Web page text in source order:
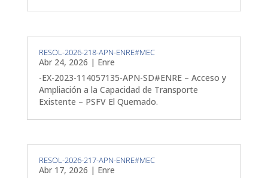
RESOL-2026-218-APN-ENRE#MEC
Abr 24, 2026 | Enre
-EX-2023-114057135-APN-SD#ENRE – Acceso y
Ampliación a la Capacidad de Transporte
Existente – PSFV El Quemado.
RESOL-2026-217-APN-ENRE#MEC
Abr 17, 2026 | Enre